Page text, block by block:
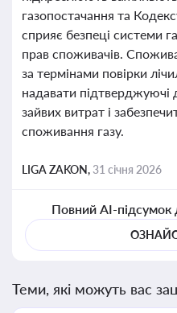
газопостачання та
сприяє безпеці системи
прав споживачів.
за термінами повірки
надавати
зайвих витрат і
споживання газу.
LIGA ZAKON,31 січня 2026
Повний AI-підсумок
Теми, які можуть вас